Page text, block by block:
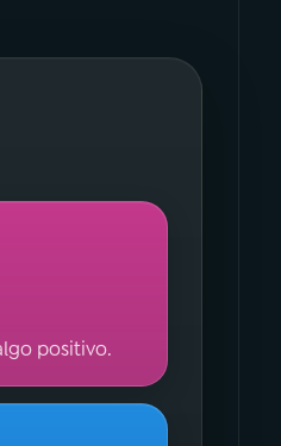
positivo.